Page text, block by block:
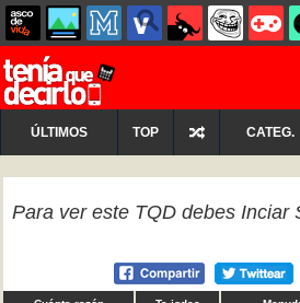
ÚLTIMOS TOP CATEG.
Para ver este TQD debes Inciar